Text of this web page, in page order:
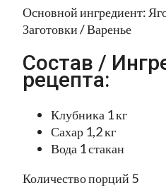
Основной ингредиент:
Заготовки / Варенье
Состав /
рецепта:
Клубника 1 кг
Сахар 1,2 кг
Вода 1 стакан
Количество порций 5